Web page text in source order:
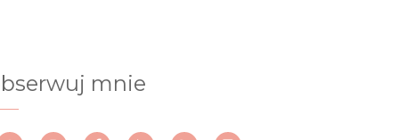
mnie